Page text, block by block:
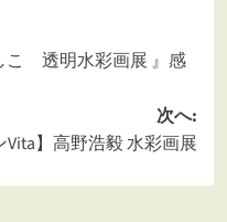
こ 透明水彩画展 』感
次へ:
Vita】高野浩毅 水彩画展